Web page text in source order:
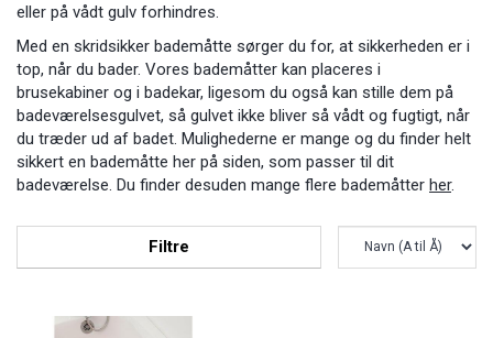
eller på vådt gulv forhindres.
Med en skridsikker bademåtte sørger du for, at sikkerheden er i
top, når du bader. Vores bademåtter kan placeres i
brusekabiner og i badekar, ligesom du også kan stille dem på
badeværelsesgulvet, så gulvet ikke bliver så vådt og fugtigt, når
du træder ud af badet. Mulighederne er mange og du finder helt
sikkert en bademåtte her på siden, som passer til dit
badeværelse. Du finder desuden mange flere bademåtter her.
Filtre